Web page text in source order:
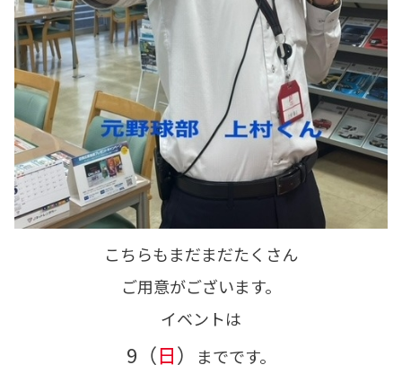
こちらもまだまだたくさん
ご用意がございます。
イベントは
9（日）
までです。